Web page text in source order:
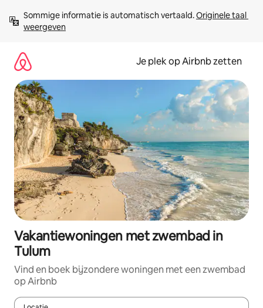
direct
naar
Sommige informatie is automatisch vertaald. Originele taal
weergeven
Je plek op Airbnb zetten
Vakantiewoningen met zwembad in
Tulum
Vind en boek bijzondere woningen met een zwembad
op Airbnb